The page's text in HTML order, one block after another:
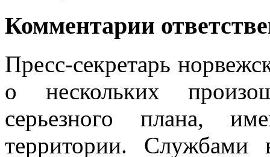
Комментарии
Пресс-секретарь
о нескольких
серьезного плана,
территории. Службами